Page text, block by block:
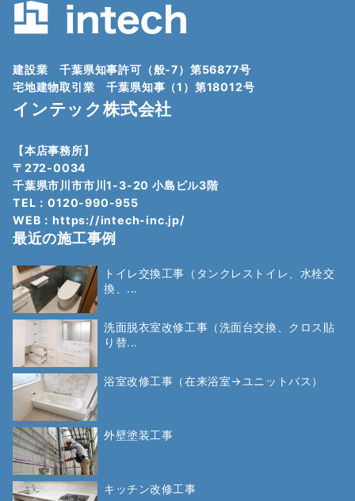
建設業 千葉県知事許可（般-7）第56877号
宅地建物取引業 千葉県知事（1）第18012号
インテック株式会社
【本店事務所】
〒272-0034
千葉県市川市市川1-3-20 小島ビル3階
TEL：0120-990-955
WEB：https://intech-inc.jp/
最近の施工事例
トイレ交換工事（タンクレストイレ、水栓交
換、...
洗面脱衣室改修工事（洗面台交換、クロス貼
り替...
浴室改修工事（在来浴室→ユニットバス）
外壁塗装工事
キッチン改修工事